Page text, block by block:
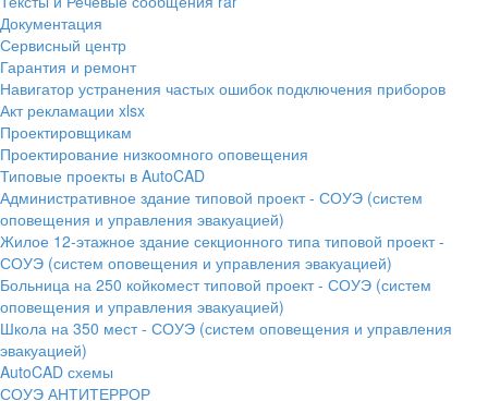
Документация
Сервисный центр
Гарантия и ремонт
Навигатор устранения частых ошибок подключения приборов
Акт рекламации xlsx
Проектировщикам
Проектирование низкоомного оповещения
Типовые проекты в AutoCAD
Административное здание типовой проект - СОУЭ (систем
оповещения и управления эвакуацией)
Жилое 12-этажное здание секционного типа типовой проект -
СОУЭ (систем оповещения и управления эвакуацией)
Больница на 250 койкомест типовой проект - СОУЭ (систем
оповещения и управления эвакуацией)
Школа на 350 мест - СОУЭ (систем оповещения и управления
эвакуацией)
AutoCAD схемы
СОУЭ АНТИТЕРРОР